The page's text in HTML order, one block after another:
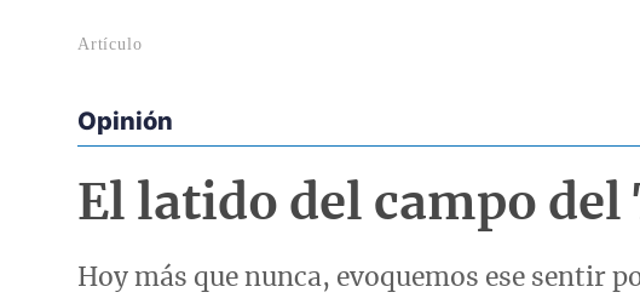
Artículo
Econoticias y Eventos
Opinión
El latido del campo del
Hoy más que nunca, evoquemos ese sentir